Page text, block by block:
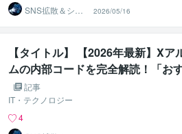
SNS拡散＆シス
テム開発業務自
動化のプロ
2026/05/16
【タイトル】 【2026年最新】Xア
ムの内部コードを完全解読！「お
に乗るための絶対条件
記事
IT・テクノロジー
4